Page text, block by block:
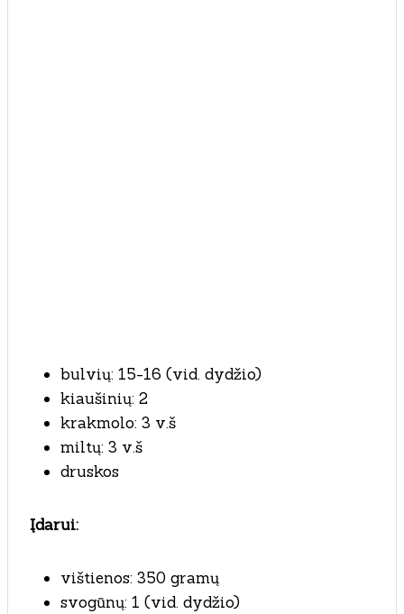
bulvių: 15-16 (vid. dydžio)
kiaušinių: 2
krakmolo: 3 v.š
miltų: 3 v.š
druskos
Įdarui:
vištienos: 350 gramų
svogūnų: 1 (vid. dydžio)